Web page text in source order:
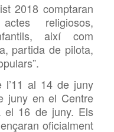
2018 comptaran
religiosos,
així com
partida de pilota,
al 14 de juny
juny en el Centre
el 16 de juny. Els
oficialment